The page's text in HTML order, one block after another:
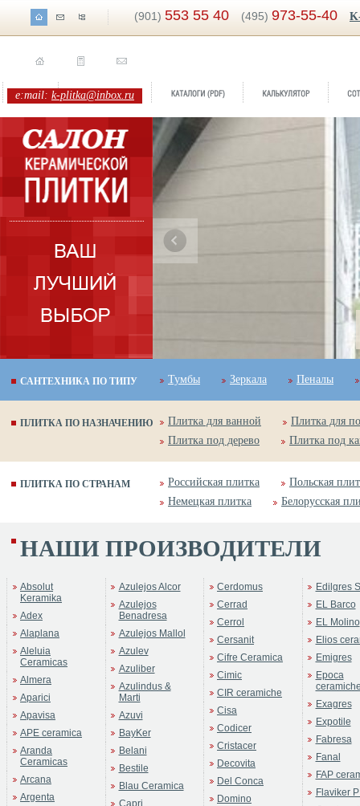
(901) 553 55 40 (495) 973-55-40
e:mail: k-plitka@inbox.ru
Керамогранит (Китай) / Cimic
Бренд:
САНТЕХНИКА ПО ТИПУ Тумбы Зеркала Пеналы
ПЛИТКА ПО НАЗНАЧЕНИЮ Плитка для ванной
Плитка для
Плитка под дерево
Плитка под
ПЛИТКА ПО СТРАНАМ Российская плитка
Польская
Немецкая плитка
Белорусская
НАШИ ПРОИЗВОДИТЕЛИ
Absolut
Keramika
Adex
Alaplana
Aleluia
Ceramicas
Almera
Aparici
Apavisa
APE ceramica
Aranda
Ceramicas
Arcana
Argenta
Azulejos Alcor
Azulejos
Benadresa
Azulejos Mallol
Azulev
Azuliber
Azulindus &
Marti
Azuvi
BayKer
Belani
Bestile
Blau Ceramica
Capri
Cerdomus
Cerrad
Cerrol
Cersanit
Cifre Ceramica
Cimic
CIR ceramiche
Cisa
Codicer
Cristacer
Decovita
Del Conca
Domino
Edilgres
EL Barco
EL Molino
Elios
Emigres
Epoca
Exagres
Expotile
Fabresa
Fanal
FAP
Flaviker